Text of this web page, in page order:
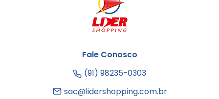
Fale Conosco
(91) 98235-0303
sac@lidershopping.com.br